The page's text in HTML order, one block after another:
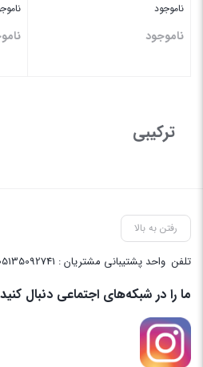
ناموجود
ناموجود
ترکیبی
رفتن به بالا
تلفن واحد پشتیبانی مشتریان : 05135092741 - واحد پشتیبانی : 09157153791 - پشتیبانی واحد فنی سایت : 09058048656
ما را در شبکه‌های اجتماعی دنبال کنید